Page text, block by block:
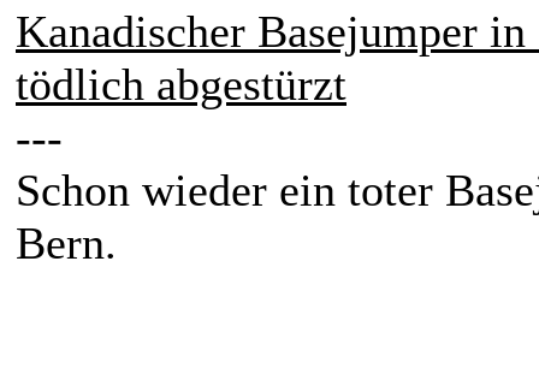
Kanadischer Basejumper
tödlich abgestürzt
---
Schon wieder ein toter
Bern.